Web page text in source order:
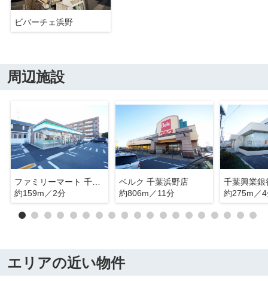
ビバーチェ浜野
周辺施設
ファミリーマート 千葉浜野中央店
約159m／2分
ベルク 千葉浜野店
約806m／11分
千葉興業銀
約275m／
エリアの近い物件